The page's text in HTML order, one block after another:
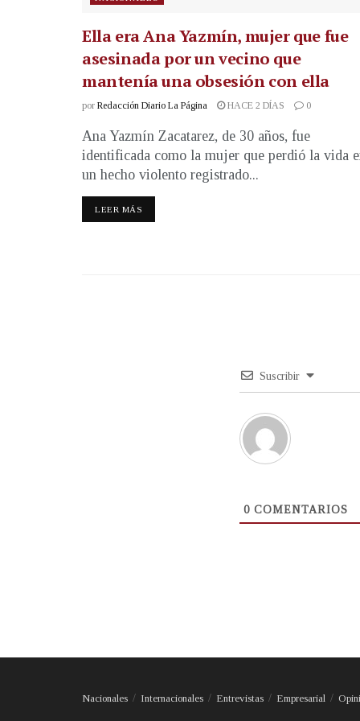
Ella era Ana Yazmín, mujer que fue
asesinada por un vecino que
mantenía una obsesión con ella
por Redacción Diario La Página HACE 2 DÍAS 0
Ana Yazmín Zacatarez, de 30 años, fue
identificada como la mujer que perdió la vida
un hecho violento registrado...
LEER MÁS
Suscribir
0 COMENTARIOS
Nacionales Internacionales Entrevistas Empresarial